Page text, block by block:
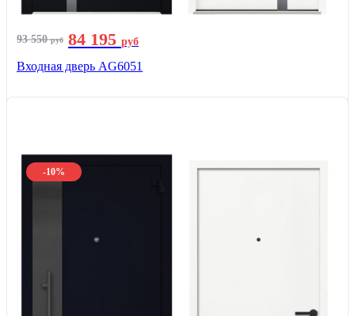
93 550руб 84 195 руб
Входная дверь AG6051
-10%